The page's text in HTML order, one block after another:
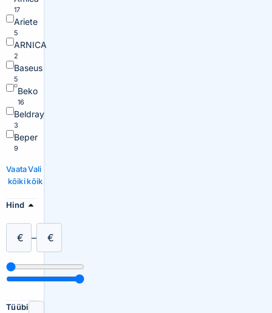
17
Ariete
5
ARNICA
2
Baseus
5
Beko
16
Beldray
3
Beper
9
Vaata
kõiki
Vali
kõik
Hind
€ – €
Tüübi